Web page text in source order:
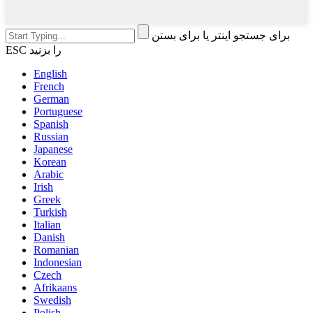
برای جستجو اینتر یا برای بستن
ESC را بزنید
English
French
German
Portuguese
Spanish
Russian
Japanese
Korean
Arabic
Irish
Greek
Turkish
Italian
Danish
Romanian
Indonesian
Czech
Afrikaans
Swedish